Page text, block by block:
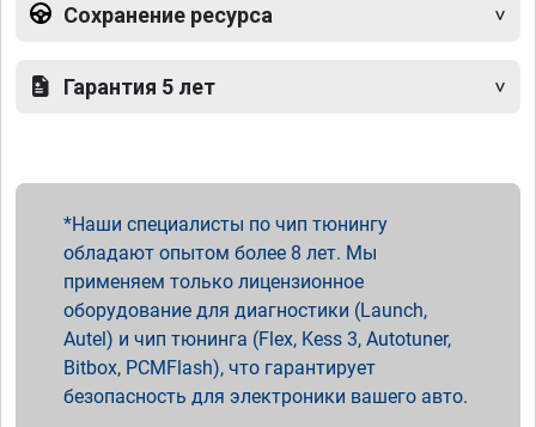
Сохранение ресурса
Гарантия 5 лет
Наши специалисты по чип тюнингу
обладают опытом более 8 лет. Мы
применяем только лицензионное
оборудование для диагностики (Launch,
Autel) и чип тюнинга (Flex, Kess 3, Autotuner,
Bitbox, PCMFlash), что гарантирует
безопасность для электроники вашего авто.